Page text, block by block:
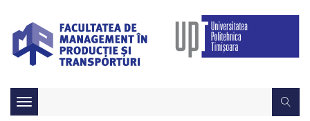
Toggle
navigation